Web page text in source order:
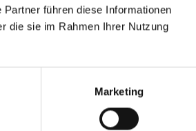
führen diese Informationen
die sie im Rahmen Ihrer Nutzung
Marketing